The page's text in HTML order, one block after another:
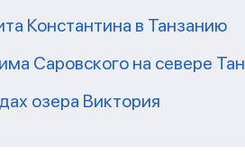
Константина в Танзанию
Саровского на севере
озера Виктория